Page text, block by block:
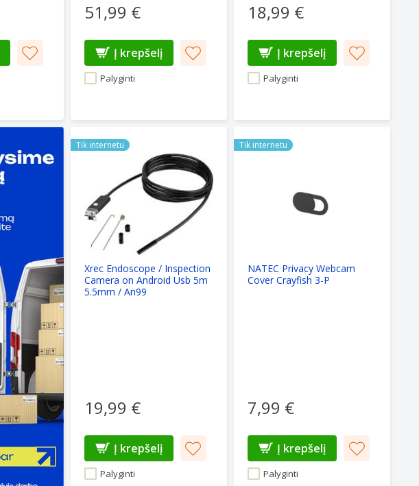
51,99 €
Palyginti
Į krepšelį
18,99 €
Palyginti
Į krepšelį
Tik internetu
Xrec Endoscope / Inspection
Camera on Android Usb 5m
5.5mm / An99
19,99 €
Palyginti
Į krepšelį
Tik internetu
NATEC Privacy Webcam
Cover Crayfish 3-P
7,99 €
Palyginti
Į krepšelį